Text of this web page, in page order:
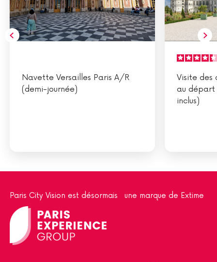
Navette Versailles Paris A/R
(demi-journée)
Visite des
au départ
inclus)
Paris City Vision est désormais une marque de Extime